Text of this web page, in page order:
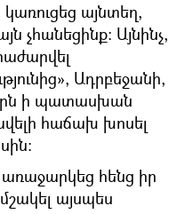
այնտեղ,
չհանեցինք։ Այնինչ,
Ադրբեջանի,
ի պատասխան
հաճախ խոսել
հենց իր
այսպես